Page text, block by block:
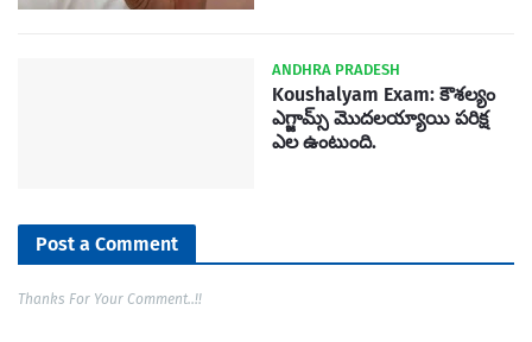
ANDHRA PRADESH
Koushalyam Exam: కౌశల్యం
ఎగ్జామ్స్ మొదలయ్యాయి పరిక్ష
ఎల ఉంటుంది.
Post a Comment
Thanks For Your Comment..!!